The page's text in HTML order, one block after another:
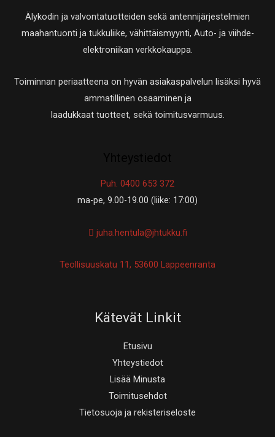
Älykodin ja valvontatuotteiden sekä antennijärjestelmien
maahantuonti ja tukkuliike, vähittäismyynti, Auto- ja viihde-
elektroniikan verkkokauppa.
Toiminnan periaatteena on hyvän asiakaspalvelun lisäksi hyvä
ammatillinen osaaminen ja
laadukkaat tuotteet, sekä toimitusvarmuus.
Puh. 0400 653 372
ma-pe, 9.00-19.00 (liike: 17:00)
juha.hentula@jhtukku.fi
Teollisuuskatu 11, 53600 Lappeenranta
Kätevät Linkit
Etusivu
Yhteystiedot
Lisää Minusta
Toimitusehdot
Tietosuoja ja rekisteriseloste